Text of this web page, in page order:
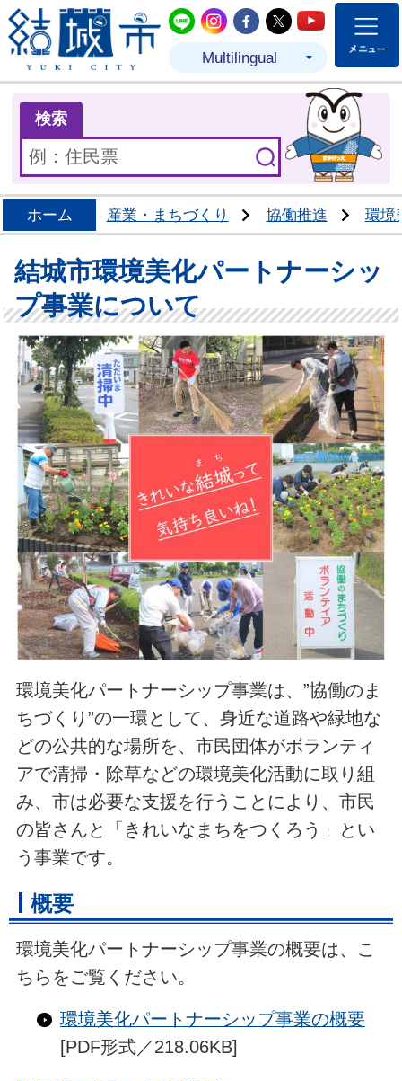
結城市公式LINE
結城市公式Instagram
結城市公式
結城市公式
結城市
Multilingual
検索
ホーム 産業・まちづくり 協働推進 環境
結城市環境美化パートナーシッ
プ事業について
環境美化パートナーシップ事業は、”協働のま
ちづくり”の一環として、身近な道路や緑地な
どの公共的な場所を、市民団体がボランティ
アで清掃・除草などの環境美化活動に取り組
み、市は必要な支援を行うことにより、市民
の皆さんと「きれいなまちをつくろう」とい
う事業です。
概要
環境美化パートナーシップ事業の概要は、こ
ちらをご覧ください。
環境美化パートナーシップ事業の概要
[PDF形式／218.06KB]